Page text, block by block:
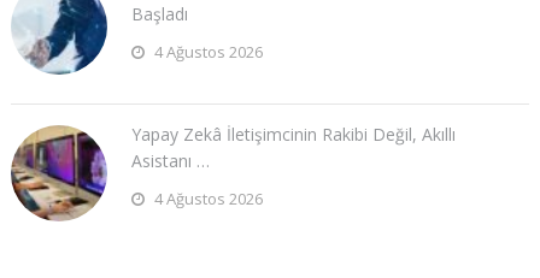
Başladı
4 Ağustos 2026
Yapay Zekâ İletişimcinin Rakibi Değil, Akıllı
Asistanı …
4 Ağustos 2026